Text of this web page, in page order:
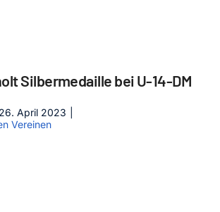
Silbermedaille bei U-14-DM
April 2023
Vereinen